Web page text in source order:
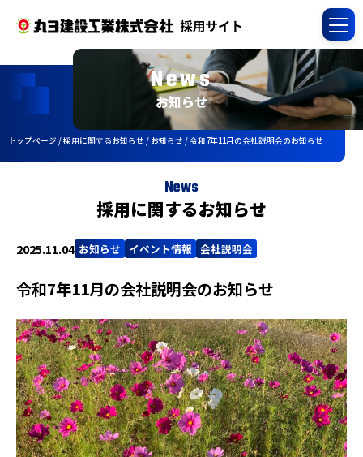
News
お知らせ
トップページ /採用に関するお知らせ / お知らせ /令和7年11月の会社説明会のお知らせ
News
採用に関するお知らせ
2025.11.04 お知らせ イベント情報 会社説明会
令和7年11月の会社説明会のお知らせ